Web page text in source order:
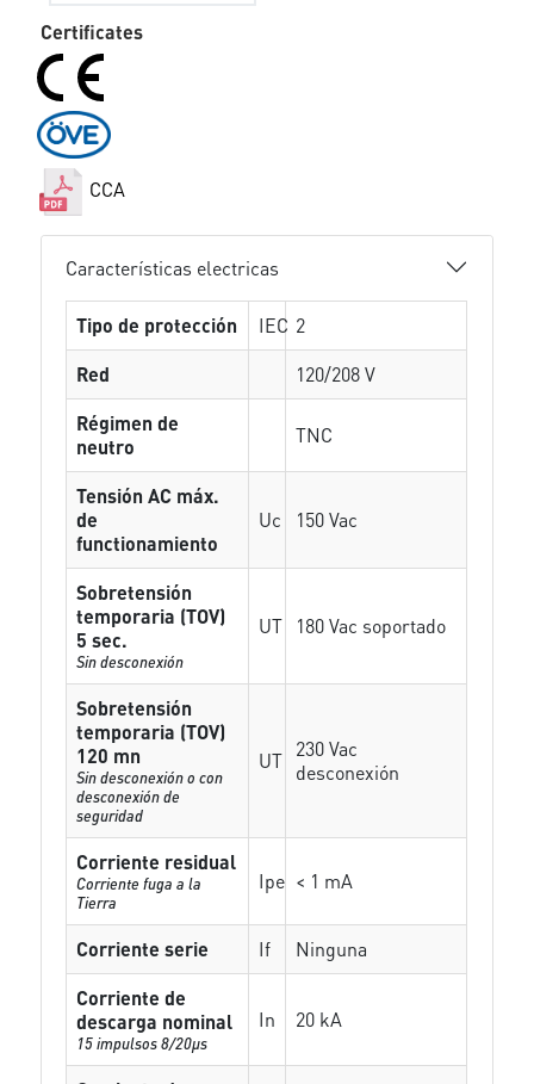
Certificates
CCA
Características electricas
Tipo de protección IEC 2
Red
120/208 V
Régimen de
neutro
TNC
Tensión AC máx.
de
functionamiento
Uc 150 Vac
Sobretensión
temporaria (TOV)
5 sec.
Sin desconexión
UT 180 Vac soportado
Sobretensión
temporaria (TOV)
120 mn
Sin desconexión o con
desconexión de
seguridad
UT 230 Vac
desconexión
Corriente residual
Corriente fuga a la
Tierra
Ipe < 1 mA
Corriente serie If
Ninguna
Corriente de
descarga nominal
15 impulsos 8/20µs
In 20 kA